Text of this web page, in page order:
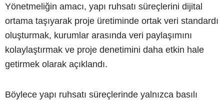
Yönetmeliğin amacı, yapı ruhsatı süreçlerini dijital
ortama taşıyarak proje üretiminde ortak veri standardı
oluşturmak, kurumlar arasında veri paylaşımını
kolaylaştırmak ve proje denetimini daha etkin hale
getirmek olarak açıklandı.
Böylece yapı ruhsatı süreçlerinde yalnızca basılı